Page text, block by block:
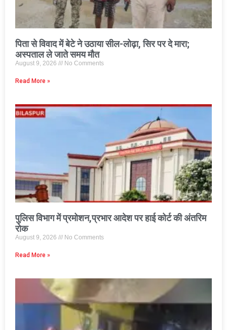
पिता से विवाद में बेटे ने उठाया सील-लोढ़ा, सिर पर दे मारा;
अस्पताल ले जाते समय मौत
August 9, 2026 No Comments
Read More »
पुलिस विभाग में प्रमोशन,प्रभार आदेश पर हाई कोर्ट की अंतरिम
रोक
August 9, 2026 No Comments
Read More »